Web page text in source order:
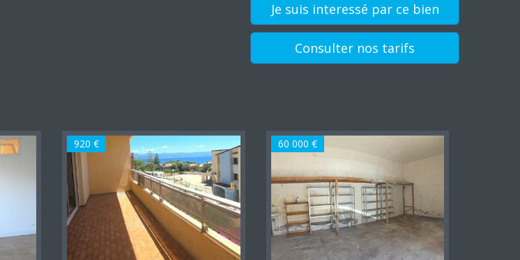
Je suis interessé par ce bien
Consulter nos tarifs
920 € 60 000 €